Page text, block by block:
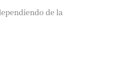
de la